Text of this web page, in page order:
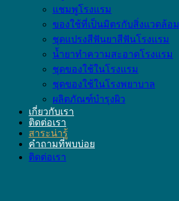
แชมพูโรงแรม
ของใช้ที่เป็นมิตรกับสิ่งแวดล้อม
ชุดแปรงสีฟันยาสีฟันโรงแรม
น้ำยาทำความสะอาดโรงแรม
ชุดของใช้ในโรงแรม
ชุดของใช้ในโรงพยาบาล
ผลิตภัณฑ์บำรุงผิว
เกี่ยวกับเรา
ติดต่อเรา
สาระน่ารู้
คำถามที่พบบ่อย
ติดต่อเรา